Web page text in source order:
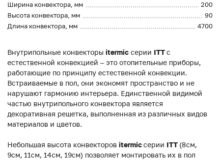
Ширина конвектора, мм
200
Высота конвектора, мм
90
Длина конвектора, мм
4700
Внутрипольные конвекторы itermic серии ITTс
естественной конвекцией – это отопительные приборы,
работающие по принципу естественной конвекции.
Встраиваемые в пол, они экономят пространство и не
нарушают гармонию интерьера. Единственной видимой
частью внутрипольного конвектора является
декоративная решетка, выполненная из различных видов
материалов и цветов.
Небольшая высота конвекторов itermicсерии ITT (8см,
9см, 11см, 14см, 19см) позволяет монтировать их в пол